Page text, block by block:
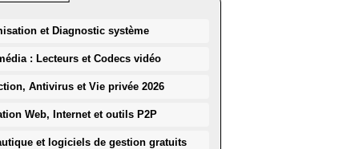
et Diagnostic système
: Lecteurs et Codecs vidéo
Antivirus et Vie privée 2026
Web, Internet et outils P2P
et logiciels de gestion gratuits